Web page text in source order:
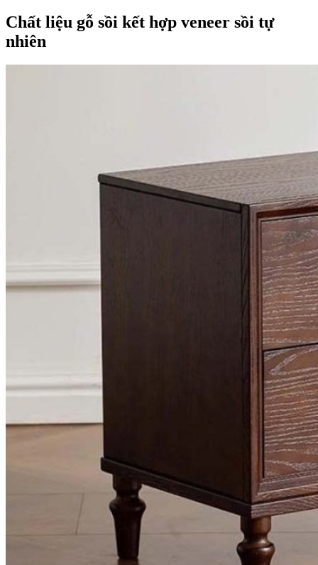
Chất liệu gỗ sồi kết hợp veneer sồi tự
nhiên